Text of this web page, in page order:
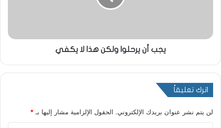
يجب أن يرحلوا ولكن هذا لا يكفي
اترك تعليقاً
لن يتم نشر عنوان بريدك الإلكتروني. الحقول الإلزامية مشار إليها بـ*